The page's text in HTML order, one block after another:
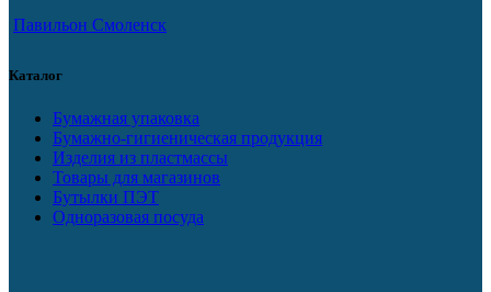
Павильон Смоленск
Каталог
Бумажная упаковка
Бумажно-гигиеническая продукция
Изделия из пластмассы
Товары для магазинов
Бутылки ПЭТ
Одноразовая посуда